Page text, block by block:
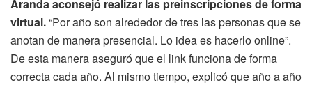
Aranda aconsejó realizar las preinscripciones de forma
virtual.“Por año son alrededor de tres las personas que se
anotan de manera presencial. Lo idea es hacerlo online”.
De esta manera aseguró que el link funciona de forma
correcta cada año. Al mismo tiempo, explicó que año a año